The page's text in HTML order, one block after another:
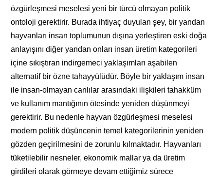
özgürleşmesi meselesi yeni bir türcü olmayan politik
ontoloji gerektirir. Burada ihtiyaç duyulan şey, bir yandan
hayvanları insan toplumunun dışına yerleştiren eski doğa
anlayışını diğer yandan onları insan üretim kategorileri
içine sıkıştıran indirgemeci yaklaşımları aşabilen
alternatif bir özne tahayyülüdür. Böyle bir yaklaşım insan
ile insan-olmayan canlılar arasındaki ilişkileri tahakküm
ve kullanım mantığının ötesinde yeniden düşünmeyi
gerektirir. Bu nedenle hayvan özgürleşmesi meselesi
modern politik düşüncenin temel kategorilerinin yeniden
gözden geçirilmesini de zorunlu kılmaktadır. Hayvanları
tüketilebilir nesneler, ekonomik mallar ya da üretim
girdileri olarak görmeye devam ettiğimiz sürece